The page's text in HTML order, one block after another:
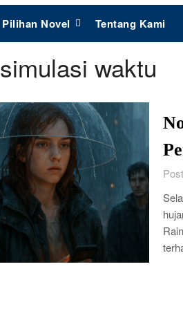
Pilihan Novel Tentang Kami
simulasi waktu